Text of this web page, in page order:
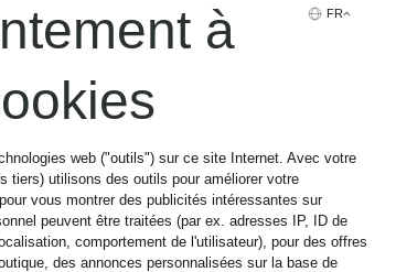
en
côtelé
€
FR
à
web ("outils") sur ce site Internet. Avec votre
tiers) utilisons des outils pour améliorer votre
vous montrer des publicités intéressantes sur
peuvent être traitées (par ex. adresses IP, ID de
comportement de l'utilisateur), pour des offres
des annonces personnalisées sur la base de